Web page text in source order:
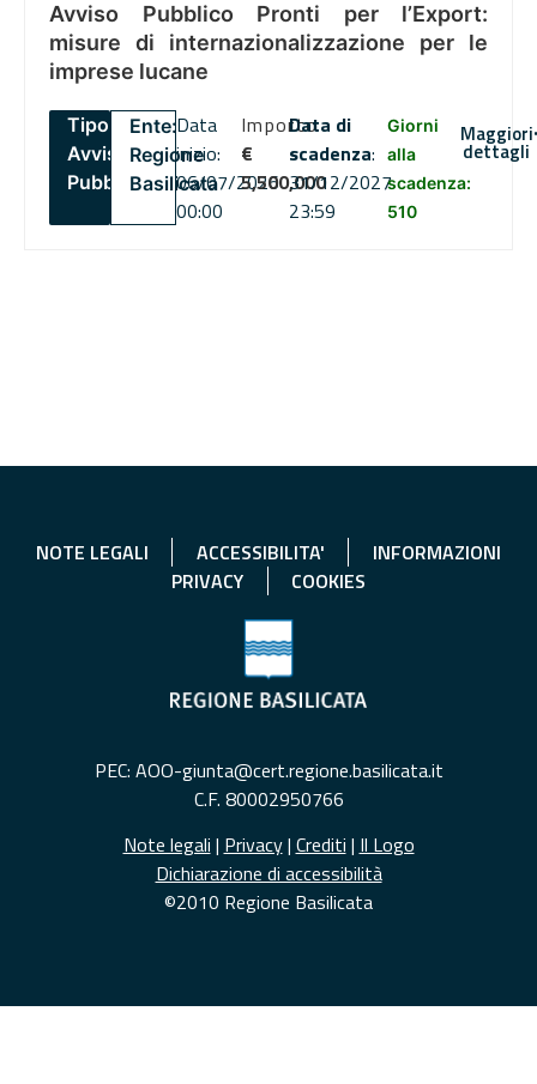
Avviso Pubblico Pronti per l’Export:
misure di internazionalizzazione per le
imprese lucane
Tipo:
Avviso
Pubblico
Ente:
Regione
Basilicata
Data
inizio:
06/07/2026
00:00
Importo
€
5,500,000
Data di
scadenza:
31/12/2027
23:59
Giorni
alla
scadenza:
510
Maggiori
dettagli
NOTE LEGALI ACCESSIBILITA'
INFORMAZIONI
PRIVACY
COOKIES
PEC: AOO-giunta@cert.regione.basilicata.it
C.F. 80002950766
Note legali | Privacy| Crediti | Il Logo
Dichiarazione di accessibilità
©2010 Regione Basilicata